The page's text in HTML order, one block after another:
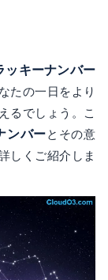
ッキーナンバー
たの一日をより
るでしょう。こ
ンバーとその意
しくご紹介しま